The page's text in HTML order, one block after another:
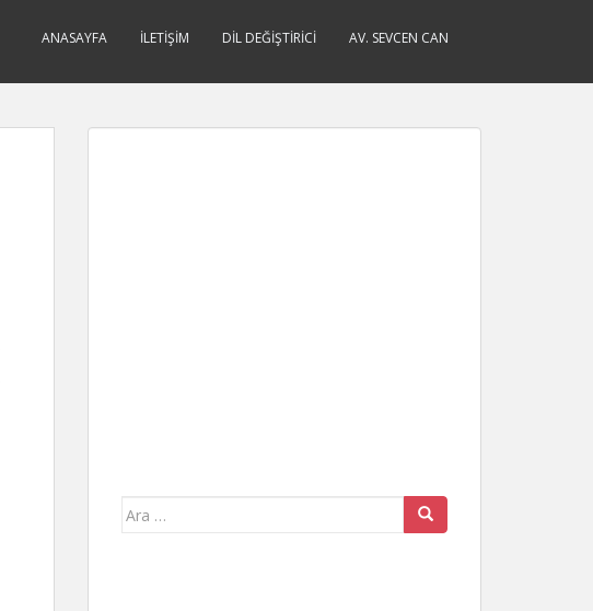
ANASAYFA İLETIŞIM DIL DEĞIŞTIRICI AV. SEVCEN CAN
Arama